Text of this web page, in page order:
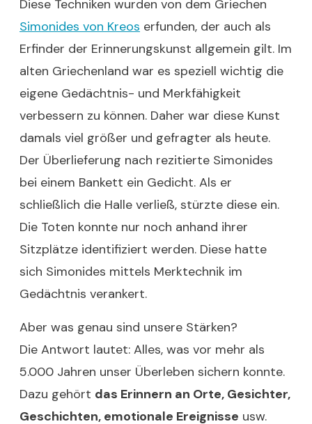
Diese Techniken wurden von dem Griechen
Simonides von Kreos erfunden, der auch als
Erfinder der Erinnerungskunst allgemein gilt. Im
alten Griechenland war es speziell wichtig die
eigene Gedächtnis- und Merkfähigkeit
verbessern zu können. Daher war diese Kunst
damals viel größer und gefragter als heute.
Der Überlieferung nach rezitierte Simonides
bei einem Bankett ein Gedicht. Als er
schließlich die Halle verließ, stürzte diese ein.
Die Toten konnte nur noch anhand ihrer
Sitzplätze identifiziert werden. Diese hatte
sich Simonides mittels Merktechnik im
Gedächtnis verankert.
Aber was genau sind unsere Stärken?
Die Antwort lautet: Alles, was vor mehr als
5.000 Jahren unser Überleben sichern konnte.
Dazu gehört das Erinnern an Orte, Gesichter,
Geschichten, emotionale Ereignisse usw.